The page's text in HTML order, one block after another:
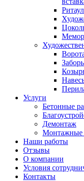
Услуги
Бетонные
Демонтаж
Монтажные
Наши работы
Отзывы
О компании
Условия
Контакты